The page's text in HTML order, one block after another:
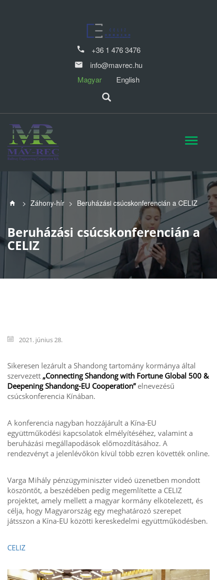
+36 1 476 3476
info@mavrec.hu
Magyar
English
> Záhony-hír > Beruházási csúcskonferencián a CELIZ
Beruházási csúcskonferencián a
CELIZ
2021. június 28.
Sikeresen lezárult a Shandong tartomány kormánya által
szervezett „Connecting Shandong with Fortune Global 500 &
Deepening Shandong-EU Cooperation”elnevezésű
csúcskonferencia Kínában.
A konferencia nagyban hozzájárult a Kína-EU
együttműködési kapcsolatok elmélyítéséhez, valamint a
beruházási megállapodások előmozdításához. A
rendezvényt a jelenlévőkön kívül több ezren követték online.
Varga Mihály pénzügyminiszter videó üzenetben mondott
köszöntőt, a beszédében pedig megemlítette a CELIZ
projektet, amely mellett a magyar kormány elkötelezett, és
célja, hogy Magyarország egy meghatározó szerepet
játsszon a Kína-EU közötti kereskedelmi együttműködésben.
CELIZ